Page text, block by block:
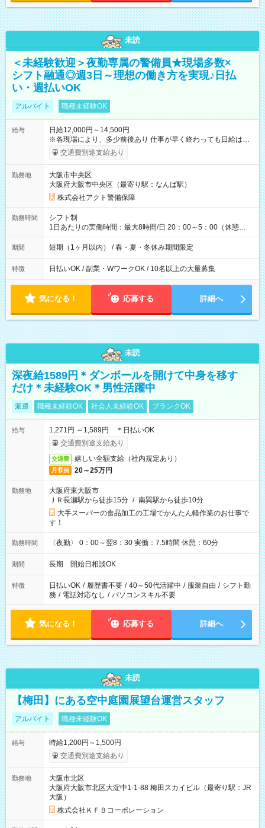
未読
＜未経験歓迎＞夜勤専属の警備員★現場多数×
シフト融通◎週3日～理想の働き方を実現♪日払
い・週払いOK
アルバイト 職種未経験OK
給与
日給12,000円～14,500円
※各現場により、多少前後あり 仕事が早く終わっても日給は保
証されます。 【試用期間】試用期間なし
交通費別途支給あり
勤務地
大阪市中央区
大阪府大阪市中央区（最寄り駅：なんば駅）
株式会社アクト警備保障
勤務時間
シフト制
1日あたりの実働時間：最大8時間/日 20：00～5：00（休憩
1h） ※現場により開始時間が異なる場合があります。
期間 短期（1ヶ月以内） / 春・夏・冬休み期間限定
特徴 日払いOK / 副業・WワークOK / 10名以上の大量募集
気になる！ 応募する 詳細へ
未読
深夜給1589円＊ダンボールを開けて中身を移す
だけ＊未経験OK＊男性活躍中
派遣 職種未経験OK 社会人未経験OK ブランクOK
給与
1,271円 ～1,589円 ＊日払いOK
交通費別途支給あり
交通費 嬉しい全額支給（社内規定あり）
月収例 20～25万円
勤務地
大阪府東大阪市
ＪＲ長瀬駅から徒歩15分 / 南巽駅から徒歩10分
大手スーパーの食品加工の工場でかんたん軽作業のお仕事で
す！
勤務時間 〈夜勤〉 0：00～翌8：30 実働：7.5時間 休憩：60分
期間 長期 開始日相談OK
特徴 日払いOK / 履歴書不要 / 40～50代活躍中 / 服装自由 / シフト勤
務 / 電話対応なし / パソコンスキル不要
気になる！ 応募する 詳細へ
未読
【梅田】にある空中庭園展望台運営スタッフ
アルバイト 職種未経験OK
給与
時給1,200円～1,500円
交通費別途支給あり
勤務地
大阪市北区
大阪府大阪市北区大淀中1-1-88 梅田スカイビル（最寄り駅：JR
大阪）
株式会社ＫＦＢコーポレーション